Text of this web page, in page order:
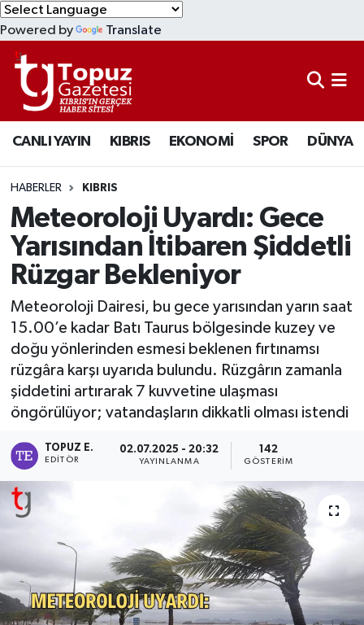
Powered by Translate
CANLI YAYIN KIBRIS EKONOMİ SPOR DÜNYA
HABERLER KIBRIS
Meteoroloji Uyardı: Gece
Yarısından İtibaren Şiddetli
Rüzgar Bekleniyor
Meteoroloji Dairesi, bu gece yarısından yarın saat
15.00’e kadar Batı Taurus bölgesinde kuzey ve
doğu yönlerinden esmesi beklenen fırtınamsı
rüzgâra karşı uyarıda bulundu. Rüzgârın zamanla
şiddetini artırarak 7 kuvvetine ulaşması
öngörülüyor; vatandaşların dikkatli olması istendi
TOPUZ E.
EDITÖR
02.07.2025 - 20:32
YAYINLANMA
142
GÖSTERIM
KIBRIS
DÜNYA
EKONOMİ
MAGAZİN
SAĞLIK
SPOR
TEKNOLOJİ
TÜRKİYE
Lefkoşa Nöbetçi Eczaneler
Lefkoşa Hava Durumu
Lefkoşa Trafik Yoğunluk Haritası
Süper Lig Puan Durumu ve Fikstür
Tüm Manşetler
Son Dakika Haberleri
Haber Arşivi